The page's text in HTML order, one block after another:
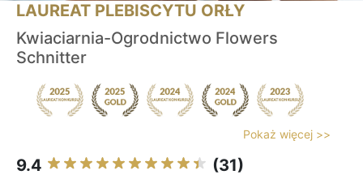
LAUREAT PLEBISCYTU ORŁY
Kwiaciarnia-Ogrodnictwo Flowers
Schnitter
Pokaż więcej >>
9.4 (31)